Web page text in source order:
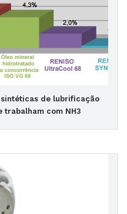
sintéticas de lubrificação
trabalham com NH3